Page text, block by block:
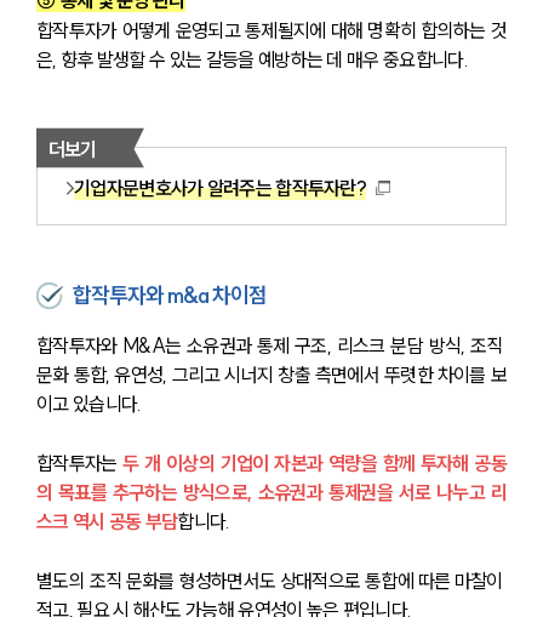
합작투자가 어떻게 운영되고 통제될지에 대해 명확히 합의하는 것
은, 향후 발생할 수 있는 갈등을 예방하는 데 매우 중요합니다.
더보기
기업자문변호사가 알려주는 합작투자란?
합작투자와 m&a 차이점
합작투자와 M&A는 소유권과 통제 구조, 리스크 분담 방식, 조직
문화 통합, 유연성, 그리고 시너지 창출 측면에서 뚜렷한 차이를 보
이고 있습니다.
합작투자는 두 개 이상의 기업이 자본과 역량을 함께 투자해 공동
의 목표를 추구하는 방식으로, 소유권과 통제권을 서로 나누고 리
스크 역시 공동 부담합니다.
별도의 조직 문화를 형성하면서도 상대적으로 통합에 따른 마찰이
적고, 필요 시 해산도 가능해 유연성이 높은 편입니다.